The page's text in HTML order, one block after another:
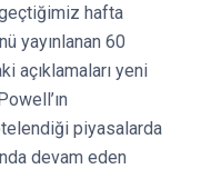
geçtiğimiz hafta
yayınlanan 60
açıklamaları yeni
piyasalarda
devam eden